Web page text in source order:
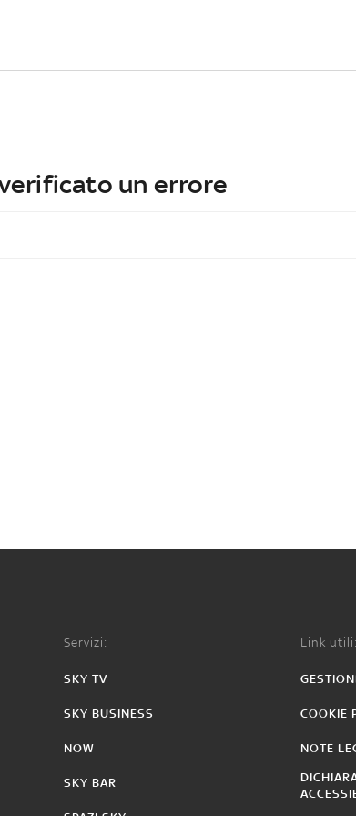
un errore
Servizi:
SKY TV
SKY BUSINESS
NOW
SKY BAR
Link utili:
COOKIE
NOTE